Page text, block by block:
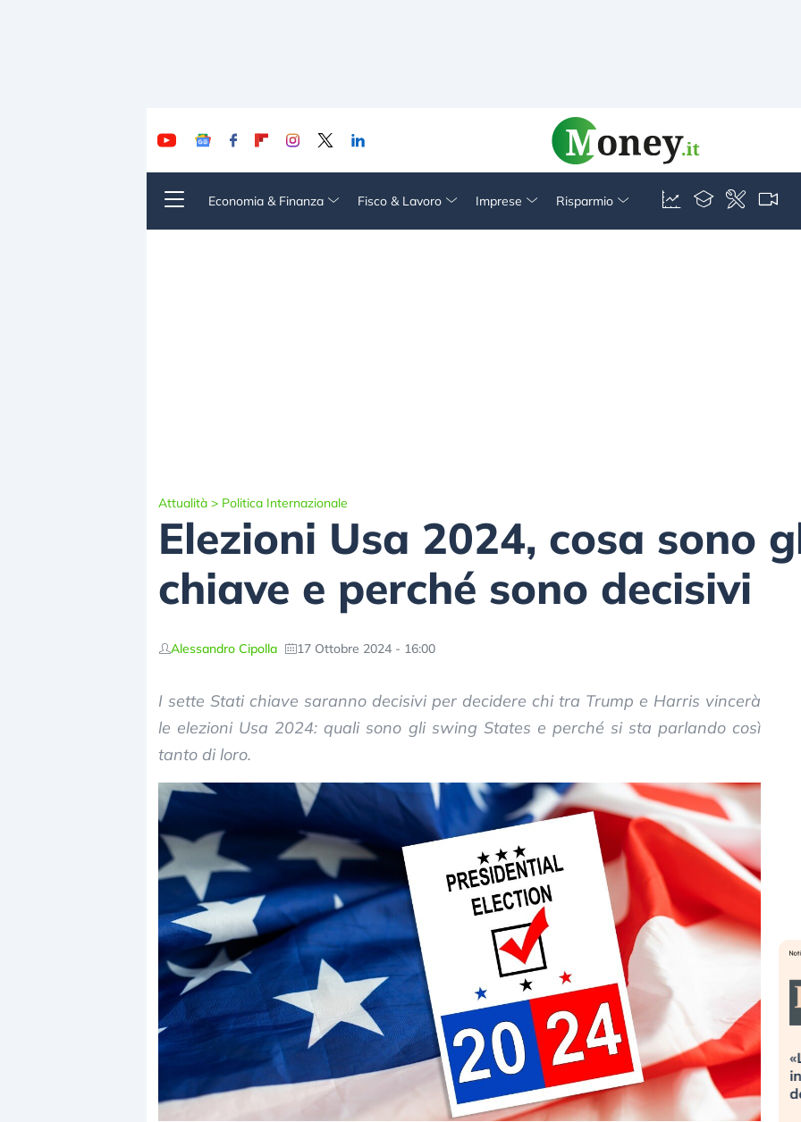
Economia & Finanza Fisco & Lavoro Imprese Risparmio
Attualità > Politica Internazionale
Elezioni Usa 2024, cosa sono
chiave e perché sono decisivi
Alessandro Cipolla 17 Ottobre 2024 - 16:00
I sette Stati chiave saranno decisivi per decidere chi tra Trump e Harris vincerà
le elezioni Usa 2024: quali sono gli swing States e perché si sta parlando così
tanto di loro.
Dalle valutazioni estreme alla
correzione. Cosa sta guidando il
repricing degli asset?
«La mia vita è rovinata». Investitori
in preda al panico dopo lo scoppio
della bolla AI